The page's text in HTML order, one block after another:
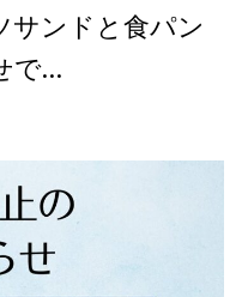
サンドと食パン
で…